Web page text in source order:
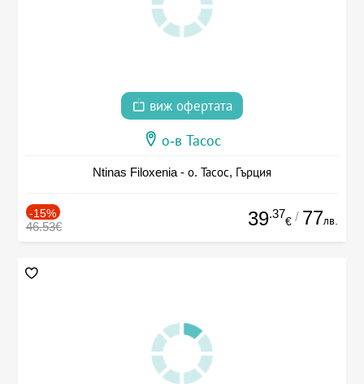
виж офертата
о-в Тасос
Ntinas Filoxenia - о. Тасос, Гърция
-15%
46.53€ 39.37
€ / 77лв.